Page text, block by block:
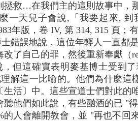
拯救…在我們主的這則故事中
一天兒子會說,「我要起來, 到
年版，卷 IV, 第 314, 315 頁；
錯誤地說，這位年輕人一直都
了自己的罪，然後重新奉獻（
，但這確實表明麥基博士受到
理解這一比喻的。他們為什麼
生活〕中。這些宣道士們對此
聽他們如此說，有些酗酒的已 "
的人會離開教會，並 "再也不